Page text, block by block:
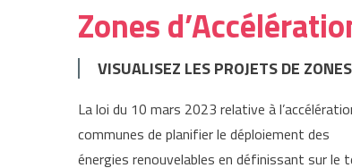
Zones
VISUALISEZ LES PROJETS DE
La loi du 10 mars 2023 relative à
communes de planifier le déploiement des
énergies renouvelables en définissant sur le